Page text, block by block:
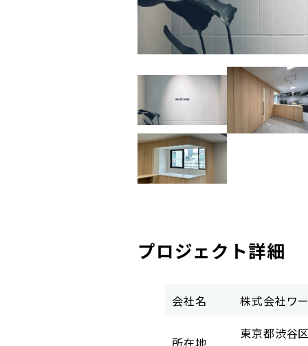
プロジェクト詳細
会社名 株式会社ワ
所在地
東京都渋谷